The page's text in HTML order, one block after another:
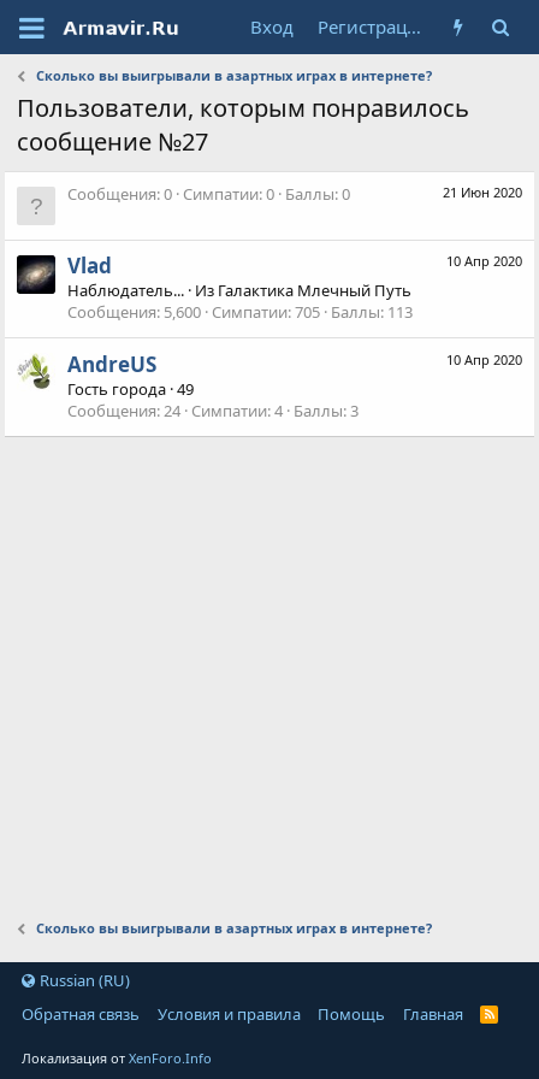
Вход Регистрация
Сколько вы выигрывали в азартных играх в интернете?
Пользователи, которым понравилось
сообщение №27
21 Июн 2020
Сообщения 0 Симпатии 0 Баллы 0
10 Апр 2020
Vlad
Наблюдатель... · Из Галактика Млечный Путь
Сообщения 5,600 Симпатии 705 Баллы 113
10 Апр 2020
AndreUS
Гость города ·49
Сообщения 24 Симпатии 4 Баллы 3
Сколько вы выигрывали в азартных играх в интернете?
Russian (RU)
Обратная связь
Условия и правила Помощь Главная
Локализация отXenForo.Info